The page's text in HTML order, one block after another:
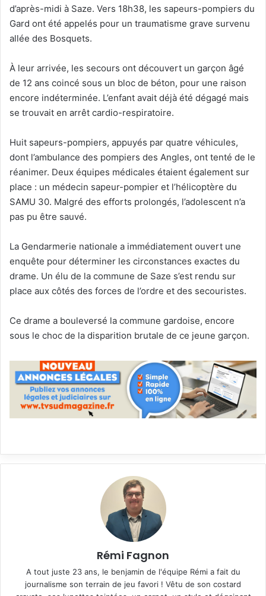
d’après-midi à Saze. Vers 18h38, les sapeurs-pompiers du
Gard ont été appelés pour un traumatisme grave survenu
allée des Bosquets.
À leur arrivée, les secours ont découvert un garçon âgé
de 12 ans coincé sous un bloc de béton, pour une raison
encore indéterminée. L’enfant avait déjà été dégagé mais
se trouvait en arrêt cardio-respiratoire.
Huit sapeurs-pompiers, appuyés par quatre véhicules,
dont l’ambulance des pompiers des Angles, ont tenté de le
réanimer. Deux équipes médicales étaient également sur
place : un médecin sapeur-pompier et l’hélicoptère du
SAMU 30. Malgré des efforts prolongés, l’adolescent n’a
pas pu être sauvé.
La Gendarmerie nationale a immédiatement ouvert une
enquête pour déterminer les circonstances exactes du
drame. Un élu de la commune de Saze s’est rendu sur
place aux côtés des forces de l’ordre et des secouristes.
Ce drame a bouleversé la commune gardoise, encore
sous le choc de la disparition brutale de ce jeune garçon.
Rémi Fagnon
A tout juste 23 ans, le benjamin de l'équipe Rémi a fait du
journalisme son terrain de jeu favori ! Vêtu de son costard